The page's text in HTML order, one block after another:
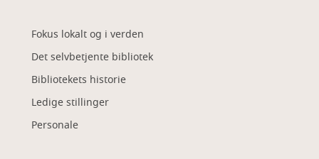
Fokus lokalt og i verden
Det selvbetjente bibliotek
Bibliotekets historie
Ledige stillinger
Personale